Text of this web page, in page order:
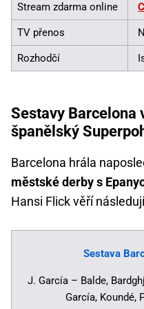
Stream zdarma online
TV přenos
Rozhodčí
Sestavy Barcelona
španělský
Barcelona hrála
městské derby s
Hansi Flick věří
Sestava
J. García – Balde,
García, Koundé,